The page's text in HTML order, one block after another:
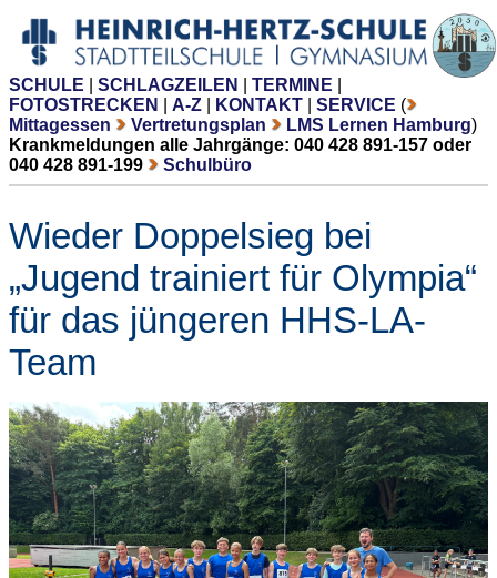
SCHULE SCHLAGZEILEN TERMINE
FOTOSTRECKEN
A-Z KONTAKT SERVICE (
Mittagessen
Vertretungsplan LMS Lernen Hamburg)
Krankmeldungen alle Jahrgänge: 040 428 891-157 oder
040 428 891-199
Schulbüro
Wieder Doppelsieg bei
„Jugend trainiert für Olympia“
für das jüngeren HHS-LA-
Team